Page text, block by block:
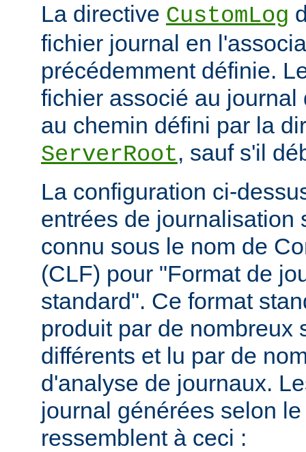
La directive CustomLog
fichier journal en
précédemment définie.
fichier associé au journal
au chemin défini par la
ServerRoot, sauf s'il
La configuration ci-
entrées de journalisation
connu sous le nom de
(CLF) pour "Format de
standard". Ce format
produit par de nombreux
différents et lu par de
d'analyse de journaux.
journal générées selon
ressemblent à ceci :